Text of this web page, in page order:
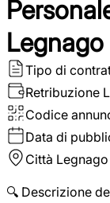
Tipo di
Retribuzione
Codice
Data di
Città Legnago
🔍 Descrizione